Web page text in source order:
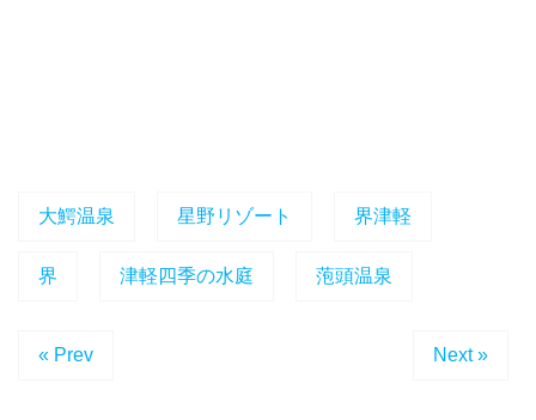
大鰐温泉 星野リゾート 界津軽
界 津軽四季の水庭 萢頭温泉
« Prev Next »